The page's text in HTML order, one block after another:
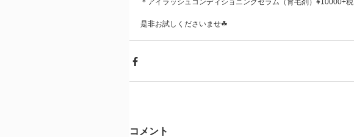
＊アイラッシュコンディショニングセラム（育毛剤）¥10000+税
是非お試しくださいませ☘
コメント